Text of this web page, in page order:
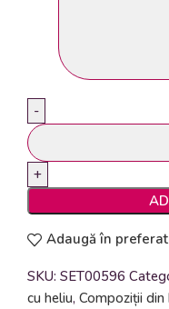
Adaugă în
SKU: SET00596
cu heliu, Compoziții din